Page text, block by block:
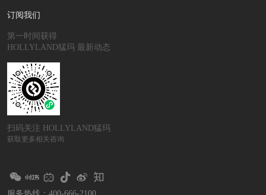
订阅我们
第一时间获得
HOLLYLAND猛玛 最新动态
扫码关注 HOLLYLAND猛玛
获取更多相关咨询